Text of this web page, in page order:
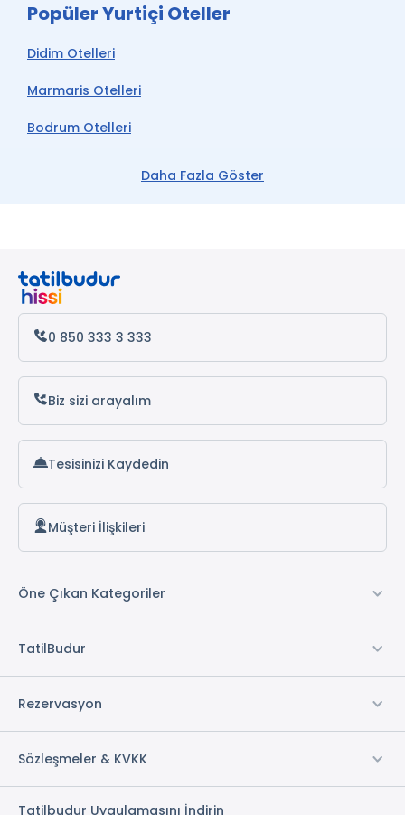
Daha Fazla Göster
Popüler Yurtiçi Oteller
Didim Otelleri
Marmaris Otelleri
Bodrum Otelleri
Antalya Otelleri
Alanya Otelleri
Popüler Yukarı Otelleri
Dorana Toro Hotel
Popüler Yukarı Alt Bölgeleri
0 850 333 3 333
Biz sizi arayalım
Tesisinizi Kaydedin
Müşteri İlişkileri
Öne Çıkan Kategoriler
TatilBudur
Rezervasyon
Sözleşmeler & KVKK
Tatilbudur Uygulamasını İndirin